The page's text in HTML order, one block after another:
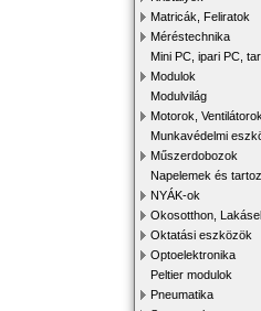
Matricák, Feliratok
Méréstechnika
Mini PC, ipari PC,
Modulok
Modulvilág
Motorok,
Munkavédelmi
Műszerdobozok
Napelemek és
NYÁK-ok
Okosotthon,
Oktatási eszközök
Optoelektronika
Peltier modulok
Pneumatika